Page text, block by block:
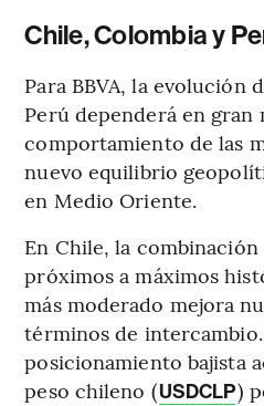
Chile, Colombia y
Para BBVA, la evolución
Perú dependerá en gran
comportamiento de las
nuevo equilibrio
en Medio Oriente.
En Chile, la
próximos a máximos
más moderado mejora
términos de
posicionamiento bajista
peso chileno (USDCLP)